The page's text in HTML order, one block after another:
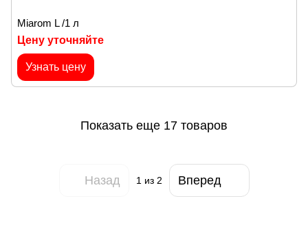
Miarom L /1 л
Цену уточняйте
Узнать цену
Показать еще 17 товаров
Назад 1 из 2 Вперед